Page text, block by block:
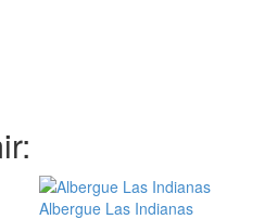
Albergue Las Indianas